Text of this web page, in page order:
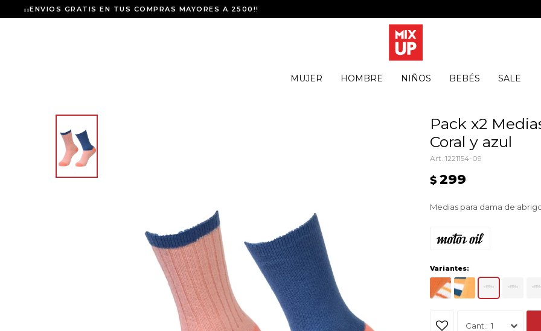
MUJER HOMBRE NIÑOS BEBÉS SALE
¡¡ENVIOS GRATIS EN TUS COMPRAS MAYORES A 2500!!
Pack x2
Coral y azul
1221154-09
$ 299
Medias para dama de
Variantes:
1